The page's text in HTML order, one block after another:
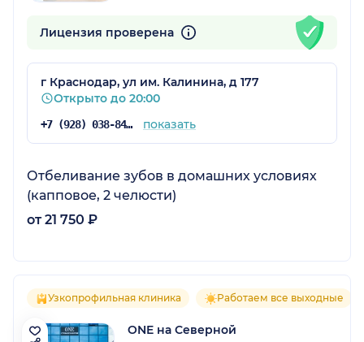
Лицензия проверена
г Краснодар, ул им. Калинина, д 177
Открыто до 20:00
+7 (928) 038-84-84 показать
Отбеливание зубов в домашних условиях
(капповое, 2 челюсти)
от 21 750 ₽
Узкопрофильная клиника Работаем все выходные
ONE на Северной